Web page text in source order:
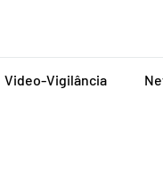
Video-Vigilância